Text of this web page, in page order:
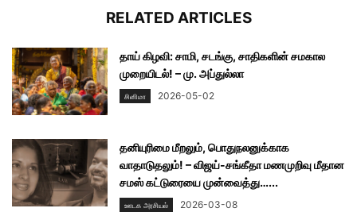
RELATED ARTICLES
தாய் கிழவி: சாமி, சடங்கு, சாதிகளின் சமகால
முறையிடல்! – மு. அப்துல்லா
சினிமா 2026-05-02
தனியுரிமை மீறலும், பொதுநலனுக்காக
வாதாடுதலும்! – விஜய்-சங்கீதா மணமுறிவு மீதான
சமஸ் கட்டுரையை முன்வைத்து…...
ஊடக அரசியல் 2026-03-08